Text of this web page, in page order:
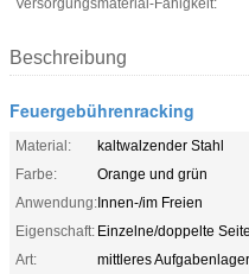
Versorgungsmaterial-Fähigkeit:
Beschreibung
Feuergebührenracking
Material:
kaltwalzender Stahl
Farbe:
Orange und grün
Anwendung:Innen-/im Freien
Eigenschaft: Einzelne/doppelte Seite
Art:
mittleres